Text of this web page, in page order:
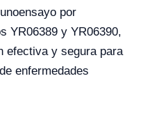
por
YR06389 y YR06390,
efectiva y segura para
enfermedades